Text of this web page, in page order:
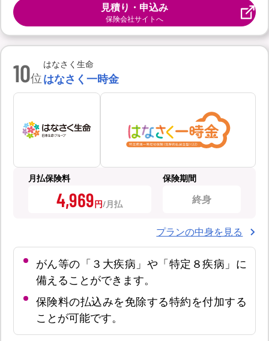
見積り・申込み
保険会社サイトへ
10位
はなさく生命
はなさく一時金
月払保険料
4,969円
保険期間
終身
プランの中身を見る
がん等の「３大疾病」や「特定８疾病」に
備えることができます。
保険料の払込みを免除する特約を付加する
ことが可能です。